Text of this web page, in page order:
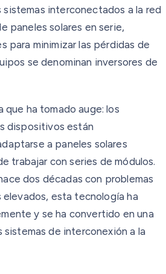
interconectados a la red
paneles solares en serie,
para minimizar las pérdidas de
se denominan inversores de
ha tomado auge: los
dispositivos están
a paneles solares
trabajar con series de módulos.
dos décadas con problemas
esta tecnología ha
y se ha convertido en una
de interconexión a la